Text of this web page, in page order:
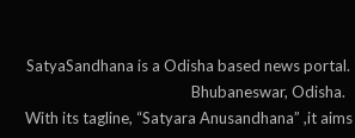
SatyaSandhana is a Odisha based news
Bhubaneswar, Odisha.
With its tagline, “Satyara Anusandhana” ,it